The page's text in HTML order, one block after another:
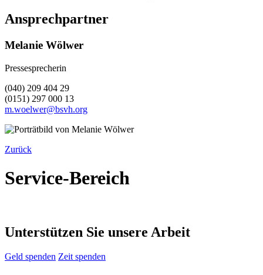
Ansprechpartner
Melanie Wölwer
Pressesprecherin
(040) 209 404 29
(0151) 297 000 13
m.woelwer@bsvh.org
Zurück
Service-Bereich
Unterstützen Sie unsere Arbeit
Geld spenden Zeit spenden